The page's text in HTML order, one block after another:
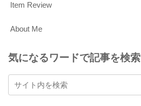
Item Review
About Me
気になるワードで記事を検索